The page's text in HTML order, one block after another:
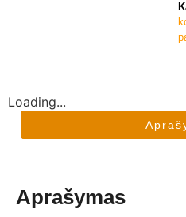
Loading...
Aprašymas